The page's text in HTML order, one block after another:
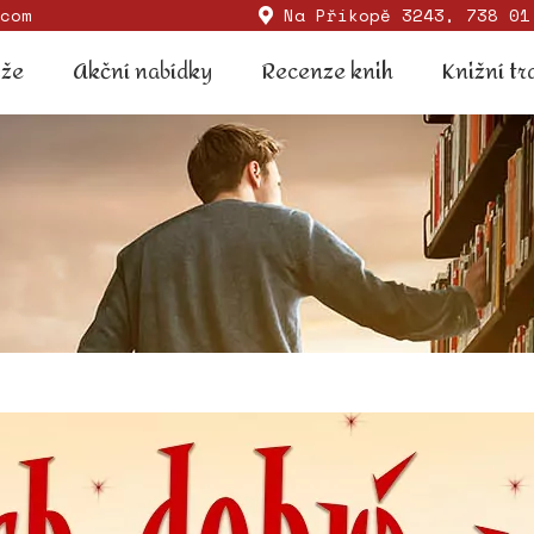
Na Příkopě 3243, 738
Akční nabídky Recenze knih Knižní
Akční nabídky Recenze knih